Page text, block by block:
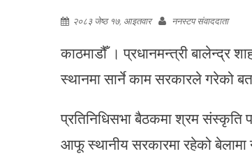
२०८३ जेष्ठ १७, आइतवार ननस्टप संवाददाता
काठमाडौँ । प्रधानमन्त्री बालेन्द्र
स्थानमा सार्ने काम सरकारले गरेको
प्रतिनिधिसभा बैठकमा श्रम संस्कृति
आफू स्थानीय सरकारमा रहेको